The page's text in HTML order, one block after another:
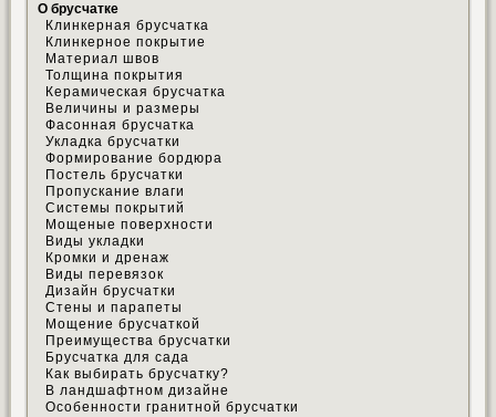
О брусчатке
Клинкерная брусчатка
Клинкерное покрытие
Материал швов
Толщина покрытия
Керамическая брусчатка
Величины и размеры
Фасонная брусчатка
Укладка брусчатки
Формирование бордюра
Постель брусчатки
Пропускание влаги
Системы покрытий
Мощеные поверхности
Виды укладки
Кромки и дренаж
Виды перевязок
Дизайн брусчатки
Стены и парапеты
Мощение брусчаткой
Преимущества брусчатки
Брусчатка для сада
Как выбирать брусчатку?
В ландшафтном дизайне
Особенности гранитной брусчатки